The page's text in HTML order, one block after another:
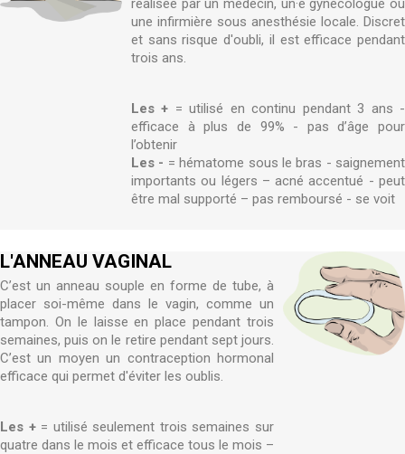
réalisée par un médecin, un·e gynécologue ou
une infirmière sous anesthésie locale. Discret
et sans risque d'oubli, il est efficace pendant
trois ans.
Les + = utilisé en continu pendant 3 ans -
efficace à plus de 99% - pas d’âge pour
l’obtenir
Les - = hématome sous le bras - saignement
importants ou légers – acné accentué - peut
être mal supporté – pas remboursé - se voit
L'ANNEAU VAGINAL
C’est un anneau souple en forme de tube, à
placer soi-même dans le vagin, comme un
tampon. On le laisse en place pendant trois
semaines, puis on le retire pendant sept jours.
C’est un moyen un contraception hormonal
efficace qui permet d'éviter les oublis.
Les += utilisé seulement trois semaines sur
quatre dans le mois et efficace tous le mois –